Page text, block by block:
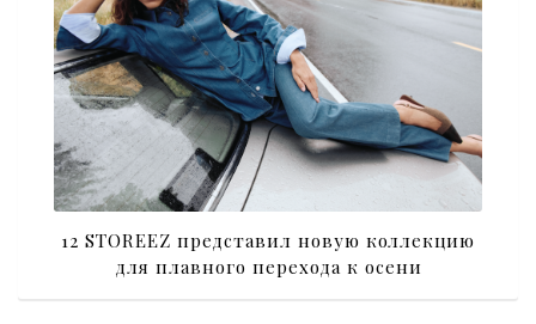
12 STOREEZ представил новую коллекцию
для плавного перехода к осени